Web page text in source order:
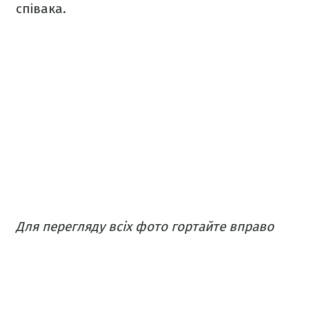
співака.
Для перегляду всіх фото гортайте вправо